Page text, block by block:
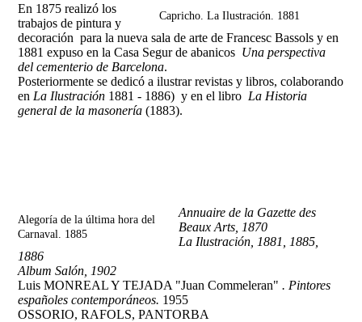
Capricho. La Ilustración. 1881
En 1875 realizó los
trabajos de pintura y
decoración para la nueva sala de arte de Francesc Bassols y en
1881 expuso en la Casa Segur de abanicos Una perspectiva
del cementerio de Barcelona.
Posteriormente se dedicó a ilustrar revistas y libros, colaborando
en La Ilustración 1881 - 1886) y en el libro La Historia
general de la masonería (1883).
Alegoría de la última hora del
Carnaval. 1885
Annuaire de la Gazette des
Beaux Arts, 1870
La Ilustración, 1881, 1885,
1886
Album Salón, 1902
Luis MONREAL Y TEJADA "Juan Commeleran". Pintores
españoles contemporáneos. 1955
OSSORIO, RAFOLS, PANTORBA